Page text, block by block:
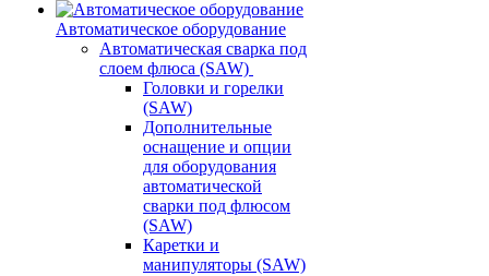
Автоматическое оборудование
Автоматическая сварка под
слоем флюса (SAW)
Головки и горелки
(SAW)
Дополнительные
оснащение и опции
для оборудования
автоматической
сварки под флюсом
(SAW)
Каретки и
манипуляторы (SAW)